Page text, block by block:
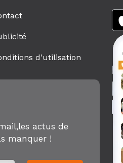
d'utilisation
actus de
manquer !